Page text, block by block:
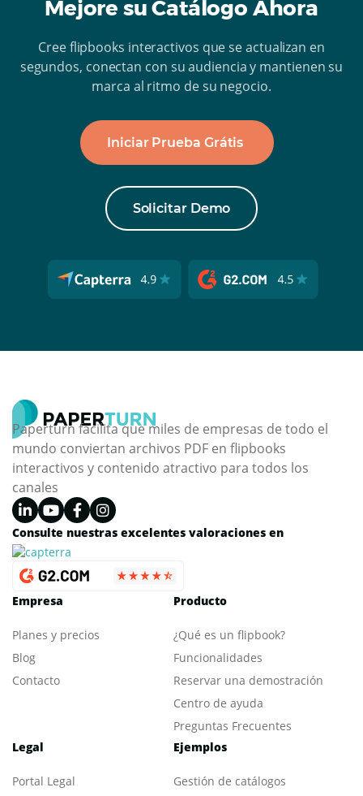
Mejore su Catálogo Ahora
Cree flipbooks interactivos que se actualizan en
segundos, conectan con su audiencia y mantienen su
marca al ritmo de su negocio.
Iniciar Prueba Grátis
Solicitar Demo
Paperturn facilita que miles de empresas de todo el
mundo conviertan archivos PDF en flipbooks
interactivos y contenido atractivo para todos los
canales
Consulte nuestras excelentes valoraciones en
Empresa
Planes y precios
Blog
Contacto
Producto
¿Qué es un flipbook?
Funcionalidades
Reservar una demostración
Centro de ayuda
Preguntas Frecuentes
Legal
Portal L egal
Ejemplos
Gestión de catálogos